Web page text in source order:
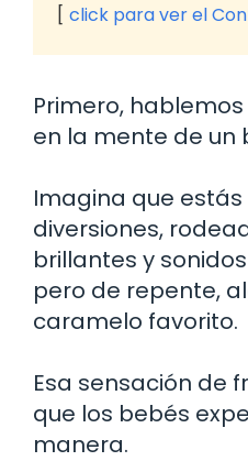
click para ver el
Primero,
en la mente de un
Imagina que
diversiones,
brillantes y
pero de repente,
caramelo favorito.
Esa sensación de
que los bebés
manera.